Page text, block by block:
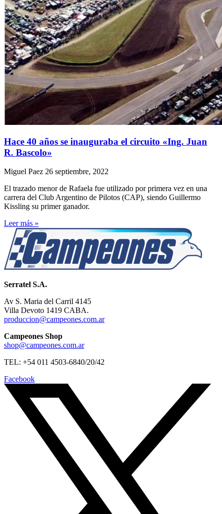
Hace 40 años se inauguraba el circuito «Ing. Juan
R. Bascolo»
Miguel Paez 26 septiembre, 2022
El trazado menor de Rafaela fue utilizado por primera vez en una
carrera del Club Argentino de Pilotos (CAP), siendo Guillermo
Kissling su primer ganador.
Leer más »
Serratel S.A.
Av S. Maria del Carril 4145
Villa Devoto 1419 CABA.
produccion@campeones.com.ar
Campeones Shop
shop@campeones.com.ar
TEL: +54 011 4503-6840/20/42
Facebook